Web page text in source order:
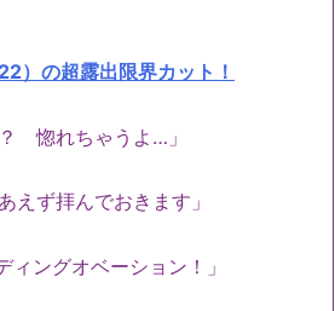
）の超露出限界カット！
惚れちゃうよ…」
えず拝んでおきます」
ィングオベーション！」